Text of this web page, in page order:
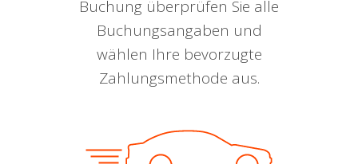
Buchung überprüfen Sie alle
Buchungsangaben und
wählen Ihre bevorzugte
Zahlungsmethode aus.